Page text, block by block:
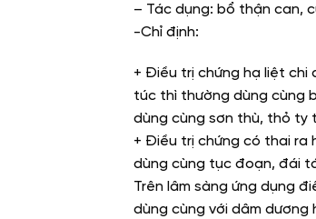
– Tác dụng: bổ thận can,
-Chỉ định:
+ Điều trị chứng hạ liệt chi
túc thì thường dùng cùng
dùng cùng sơn thù, thỏ ty
+ Điều trị chứng có thai ra
dùng cùng tục đoạn, đái
Trên lâm sàng ứng dụng
dùng cùng với dâm